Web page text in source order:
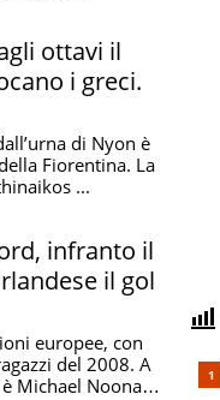
ottavi il
i greci.
di Nyon è
Fiorentina. La
...
infranto il
il gol
europee, con
del 2008. A
Michael Noonan,